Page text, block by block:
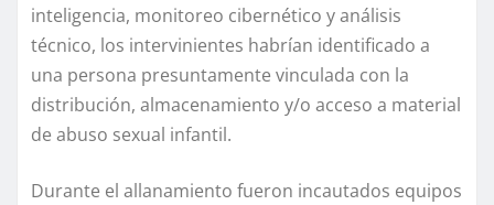
inteligencia, monitoreo cibernético y análisis
técnico, los intervinientes habrían identificado a
una persona presuntamente vinculada con la
distribución, almacenamiento y/o acceso a material
de abuso sexual infantil.
Durante el allanamiento fueron incautados equipos